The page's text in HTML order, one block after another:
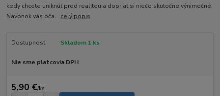
kedy chcete uniknúť pred realitou a dopriať si niečo skutočne výnimočné.
Navonok vás oča... celý popis
Dostupnosť Skladom 1 ks
Nie sme platcovia DPH
5,90 €/ks